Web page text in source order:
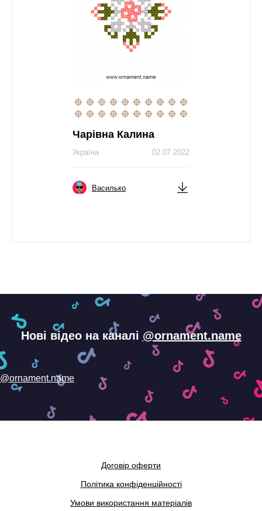
Чарівна Калина
02.07.2022
Україна
Василько
Нові відео на каналі @ornament.name
@ornament.name
Договір оферти
Політика конфіденційності
Умови використання матеріалів